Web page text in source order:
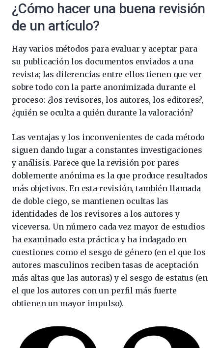
¿Cómo hacer una buena revisión
de un artículo?
Hay varios métodos para evaluar y aceptar para
su publicación los documentos enviados a una
revista; las diferencias entre ellos tienen que ver
sobre todo con la parte anonimizada durante el
proceso: ¿los revisores, los autores, los editores?,
¿quién se oculta a quién durante la valoración?
Las ventajas y los inconvenientes de cada método
siguen dando lugar a constantes investigaciones
y análisis. Parece que la revisión por pares
doblemente anónima es la que produce resultados
más objetivos. En esta revisión, también llamada
de doble ciego, se mantienen ocultas las
identidades de los revisores a los autores y
viceversa. Un número cada vez mayor de estudios
ha examinado esta práctica y ha indagado en
cuestiones como el sesgo de género (en el que los
autores masculinos reciben tasas de aceptación
más altas que las autoras) y el sesgo de estatus (en
el que los autores con un perfil más fuerte
obtienen un mayor impulso).